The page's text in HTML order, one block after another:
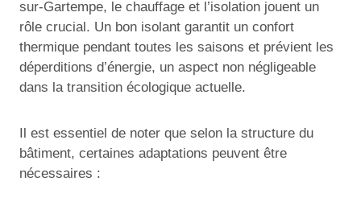
sur-Gartempe, le chauffage et l’isolation jouent un
rôle crucial. Un bon isolant garantit un confort
thermique pendant toutes les saisons et prévient les
déperditions d’énergie, un aspect non négligeable
dans la transition écologique actuelle.
Il est essentiel de noter que selon la structure du
bâtiment, certaines adaptations peuvent être
nécessaires :